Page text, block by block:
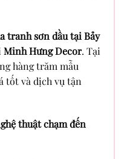
tranh sơn dầu tại Bảy
Minh Hưng Decor. Tại
hàng trăm mẫu
tốt và dịch vụ tận
thuật chạm đến